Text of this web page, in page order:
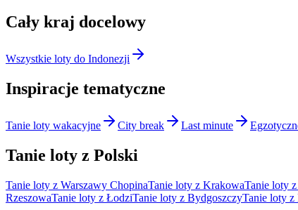
Cały kraj docelowy
Wszystkie loty do Indonezji
Inspiracje tematyczne
Tanie loty wakacyjne City break Last minute
Tanie loty z Polski
Tanie loty z Warszawy ChopinaTanie loty z KrakowaTanie loty
RzeszowaTanie loty z ŁodziTanie loty z BydgoszczyTanie loty z